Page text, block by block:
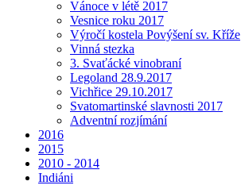
Vánoce v létě 2017
Vesnice roku 2017
Výročí kostela Povýšení sv. Kříže
Vinná stezka
3. Svaťácké vinobraní
Legoland 28.9.2017
Vichřice 29.10.2017
Svatomartinské slavnosti 2017
Adventní rozjímání
2016
2015
2010 - 2014
Indiáni